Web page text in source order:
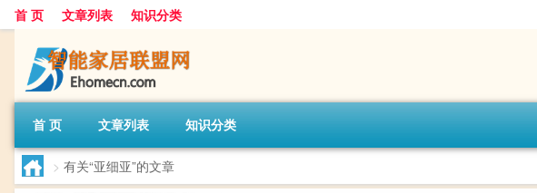
首 页 文章列表 知识分类
首 页 文章列表 知识分类
> 有关“亚细亚”的文章